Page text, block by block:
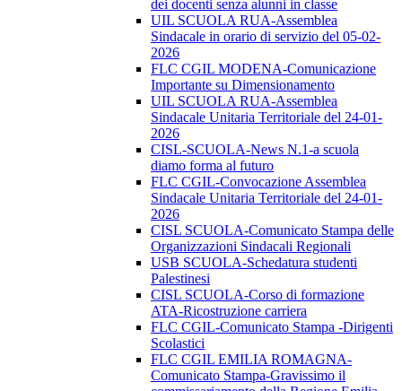
dei docenti senza alunni in classe
UIL SCUOLA RUA-Assemblea
Sindacale in orario di servizio del 05-02-
2026
FLC CGIL MODENA-Comunicazione
Importante su Dimensionamento
UIL SCUOLA RUA-Assemblea
Sindacale Unitaria Territoriale del 24-01-
2026
CISL-SCUOLA-News N.1-a scuola
diamo forma al futuro
FLC CGIL-Convocazione Assemblea
Sindacale Unitaria Territoriale del 24-01-
2026
CISL SCUOLA-Comunicato Stampa delle
Organizzazioni Sindacali Regionali
USB SCUOLA-Schedatura studenti
Palestinesi
CISL SCUOLA-Corso di formazione
ATA-Ricostruzione carriera
FLC CGIL-Comunicato Stampa -Dirigenti
Scolastici
FLC CGIL EMILIA ROMAGNA-
Comunicato Stampa-Gravissimo il